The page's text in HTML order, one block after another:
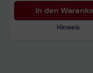
In den
Hinweis